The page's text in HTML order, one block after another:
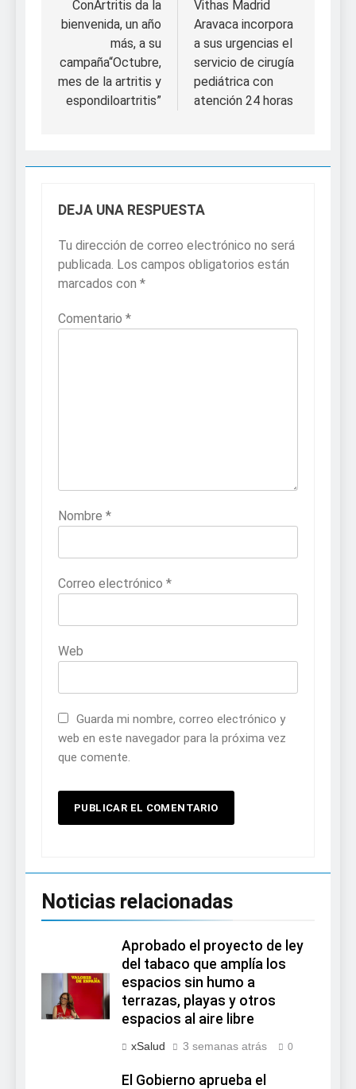
de
entradas
ConArtritis da la
bienvenida, un año
más, a su
campaña“Octubre,
mes de la artritis y
espondiloartritis”
Vithas Madrid
Aravaca incorpora
a sus urgencias el
servicio de cirugía
pediátrica con
atención 24 horas
DEJA UNA RESPUESTA
Tu dirección de correo electrónico no será
publicada. Los campos obligatorios están
marcados con *
Comentario *
Nombre *
Correo electrónico *
Web
Guarda mi nombre, correo electrónico y
web en este navegador para la próxima vez
que comente.
Noticias relacionadas
Aprobado el proyecto de ley
del tabaco que amplía los
espacios sin humo a
terrazas, playas y otros
espacios al aire libre
xSalud 3 semanas atrás 0
El Gobierno aprueba el